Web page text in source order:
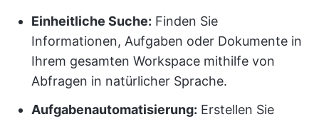
Einheitliche Suche: Finden Sie
Informationen, Aufgaben oder Dokumente in
Ihrem gesamten Workspace mithilfe von
Abfragen in natürlicher Sprache.
Aufgabenautomatisierung: Erstellen Sie